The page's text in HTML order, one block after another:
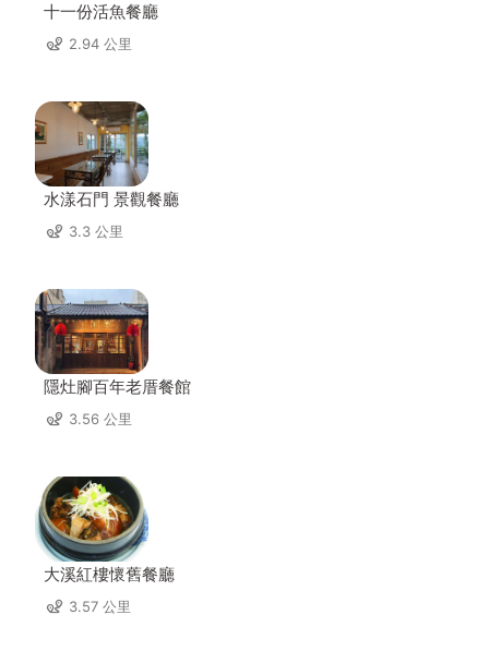
十一份活魚餐廳
2.94 公里
水漾石門 景觀餐廳
3.3 公里
隱灶腳百年老厝餐館
3.56 公里
大溪紅樓懷舊餐廳
3.57 公里